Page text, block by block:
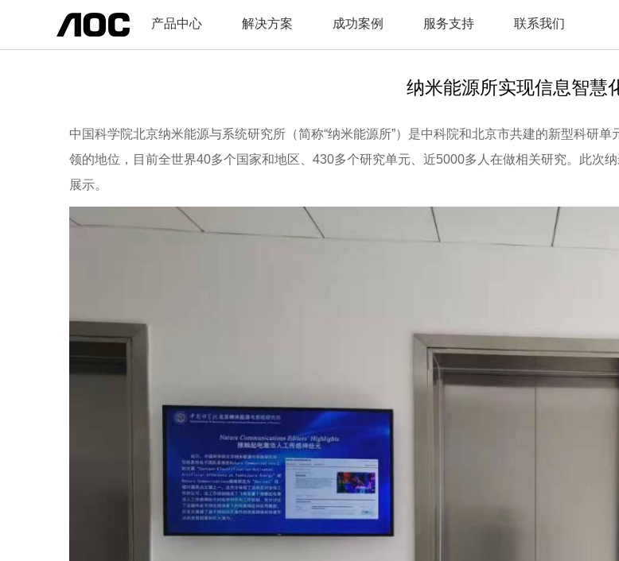
产品中心 解决方案 成功案例 服务支持 联系我们
纳米能源所实现信息智慧
中国科学院北京纳米能源与系统研究所（简称“纳米能源所”）是中科院和北京市共建的新型科研
领的地位，目前全世界40多个国家和地区、430多个研究单元、近5000多人在做相关研究。此次
展示。